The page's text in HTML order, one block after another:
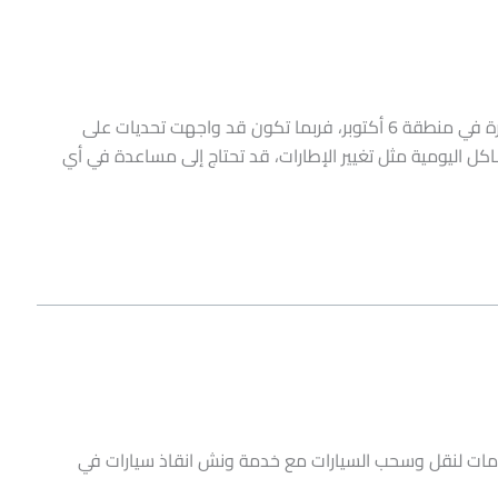
ونش انقاذ سيارات 6 اكتوبر – ونش انقاذ اكتوبر إذا كنت تمتلك سيارة في منطقة 6 أكتوبر، فربما تكون قد واجهت تحديات على
اليومية مثل تغيير الإطارات، قد تحتاج إلى مساعدة في أي
لنقل وسحب السيارات مع خدمة ونش انقاذ سيارات في